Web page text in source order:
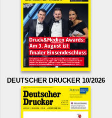
DEUTSCHER DRUCKER 10/2026